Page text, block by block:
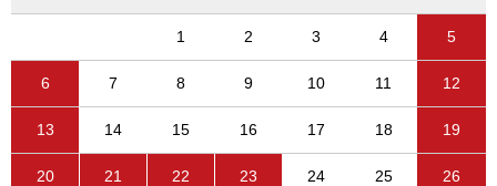
1 2 3 4 5
6 7 8 9 10 11 12
13 14 15 16 17 18 19
20 21 22 23 24 25 26